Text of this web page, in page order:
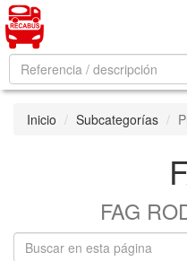
Inicio Subcategorías
FAG